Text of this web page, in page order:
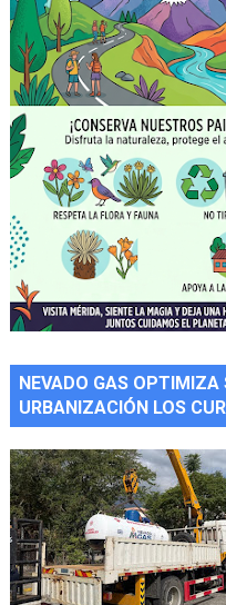
NEVADO GAS OPTIMIZA
URBANIZACIÓN LOS